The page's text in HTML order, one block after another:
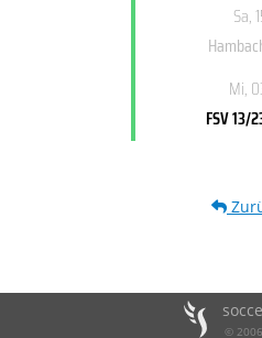
Sa,
Mi,
FSV 13/
©